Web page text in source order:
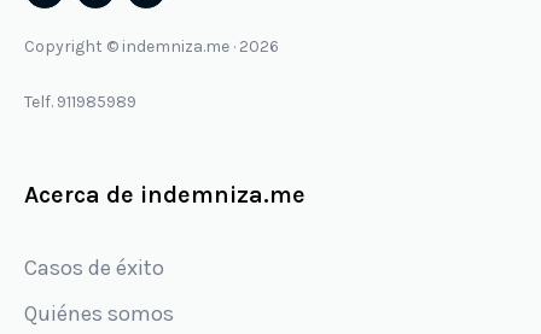
on
on
Copyright © indemniza.me · 2026
Telf. 911985989
Acerca de indemniza.me
Casos de éxito
Quiénes somos